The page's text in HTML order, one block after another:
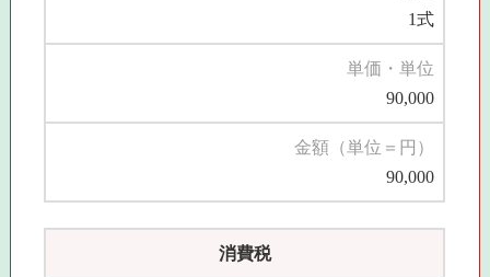
1式
単価・単位
90,000
金額（単位＝円）
90,000
消費税